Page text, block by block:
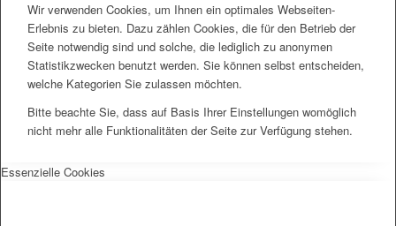
Wir verwenden Cookies, um Ihnen ein optimales Webseiten-
Erlebnis zu bieten. Dazu zählen Cookies, die für den Betrieb der
Seite notwendig sind und solche, die lediglich zu anonymen
Statistikzwecken benutzt werden. Sie können selbst entscheiden,
welche Kategorien Sie zulassen möchten.
Bitte beachte Sie, dass auf Basis Ihrer Einstellungen womöglich
nicht mehr alle Funktionalitäten der Seite zur Verfügung stehen.
Essenzielle Cookies